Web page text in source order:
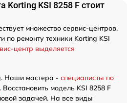
Korting KSI 8258 F стоит
множество сервис-центров,
по ремонту техники Korting KSI
центр выделяется
Наши мастера - специалисты по
. Восстановить модель KSI 8258 F
задачей. На все виды